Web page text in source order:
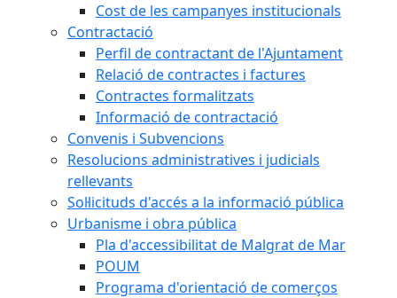
Cost de les campanyes institucionals
Contractació
Perfil de contractant de l'Ajuntament
Relació de contractes i factures
Contractes formalitzats
Informació de contractació
Convenis i Subvencions
Resolucions administratives i judicials
rellevants
Sol·licituds d'accés a la informació pública
Urbanisme i obra pública
Pla d'accessibilitat de Malgrat de Mar
POUM
Programa d'orientació de comerços